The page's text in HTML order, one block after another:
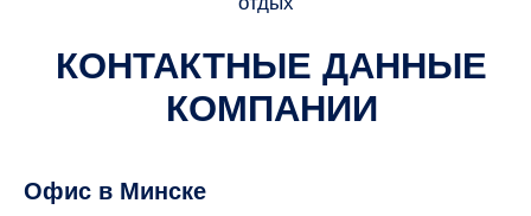
КОНТАКТНЫЕ ДАННЫЕ
КОМПАНИИ
Офис в Минске